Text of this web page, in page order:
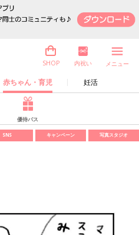
赤ちゃん・育児 妊活
SHOP 内祝い メニュー
優待パス
SNS キャンペーン 写真スタジオ